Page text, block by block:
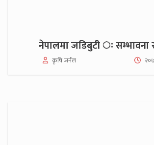
नेपालमा जडिबुटी ः सम्भावना
कृषि जर्नल